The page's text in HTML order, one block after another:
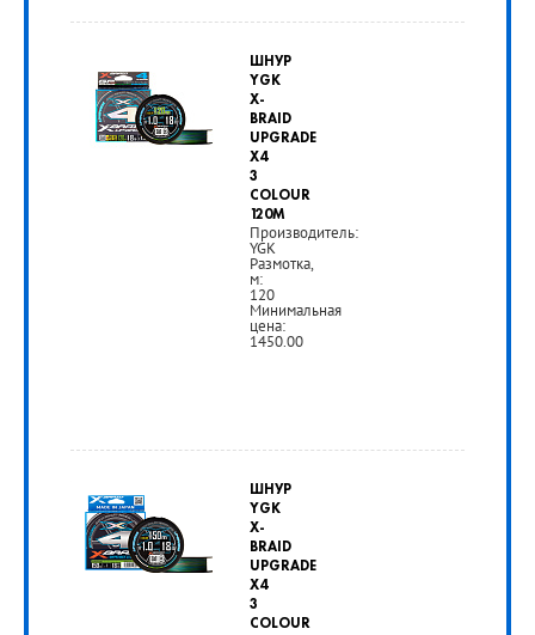
2
090
руб.
ШНУР
YGK
X-
BRAID
UPGRADE
X4
3
COLOUR
120M
Производитель:
YGK
Размотка,
м:
120
Минимальная
цена:
1450.00
ШНУР
YGK
X-
BRAID
UPGRADE
X4
3
COLOUR